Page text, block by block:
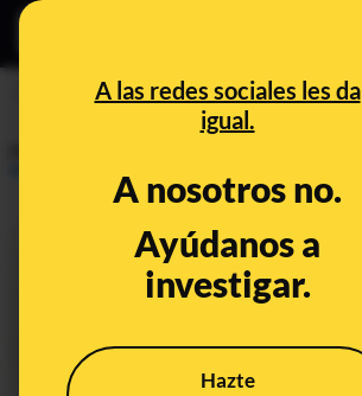
A las redes sociales les da
igual.
A nosotros no.
Ayúdanos a
investigar.
Hazte
preguntas